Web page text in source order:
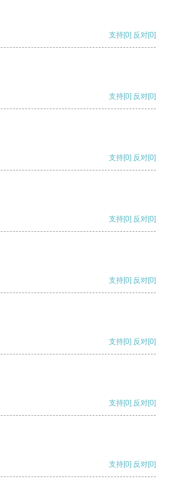
支持[0] 反对[0]
支持[0] 反对[0]
支持[0] 反对[0]
支持[0] 反对[0]
支持[0] 反对[0]
支持[0] 反对[0]
支持[0] 反对[0]
支持[0] 反对[0]